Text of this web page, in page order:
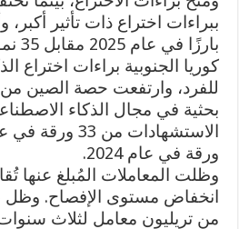
كوريا الجنوبية براءات اختراع
بحثية في مجال الذكاء
ورقة في عام 2024.
وظلت المعاملات المُبلغ عنها
انخفاض مستوى الإفصاح. وظل
من تريليون معامل لثلاث